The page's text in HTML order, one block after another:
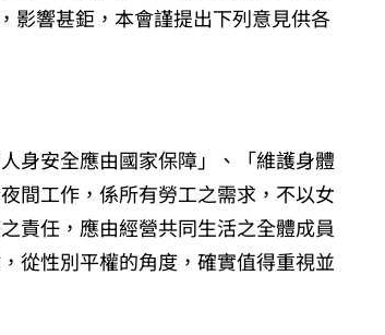
影響甚鉅，本會謹提出下列意見供各
身安全應由國家保障」、「維護身體
間工作，係所有勞工之需求，不以女
責任，應由經營共同生活之全體成員
從性別平權的角度，確實值得重視並